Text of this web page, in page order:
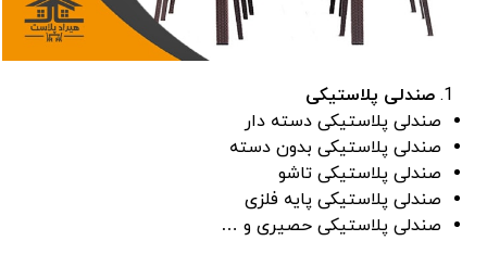
صندلی پلاستیکی
صندلی پلاستیکی دسته دار
صندلی پلاستیکی بدون دسته
صندلی پلاستیکی تاشو
صندلی پلاستیکی پایه فلزی
صندلی پلاستیکی حصیری و …